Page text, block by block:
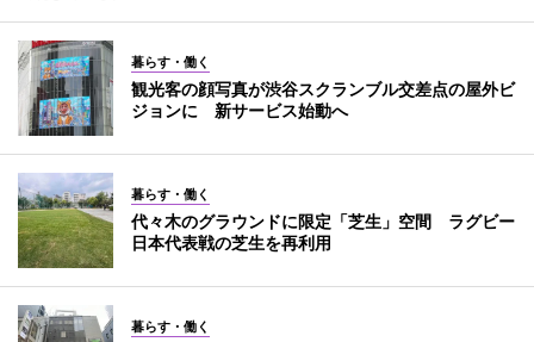
暮らす・働く
観光客の顔写真が渋谷スクランブル交差点の屋外ビ
ジョンに 新サービス始動へ
暮らす・働く
代々木のグラウンドに限定「芝生」空間 ラグビー
日本代表戦の芝生を再利用
暮らす・働く